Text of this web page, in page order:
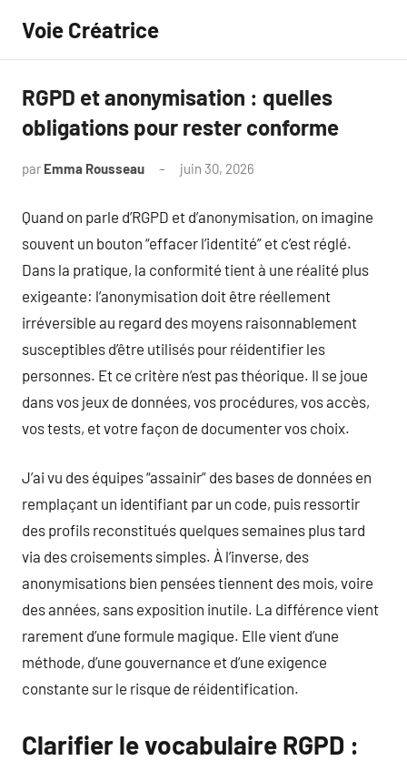
contenu
Voie Créatrice
RGPD et anonymisation : quelles
obligations pour rester conforme
par Emma Rousseau juin 30, 2026
Quand on parle d’RGPD et d’anonymisation, on imagine
souvent un bouton “effacer l’identité” et c’est réglé.
Dans la pratique, la conformité tient à une réalité plus
exigeante: l’anonymisation doit être réellement
irréversible au regard des moyens raisonnablement
susceptibles d’être utilisés pour réidentifier les
personnes. Et ce critère n’est pas théorique. Il se joue
dans vos jeux de données, vos procédures, vos accès,
vos tests, et votre façon de documenter vos choix.
J’ai vu des équipes “assainir” des bases de données en
remplaçant un identifiant par un code, puis ressortir
des profils reconstitués quelques semaines plus tard
via des croisements simples. À l’inverse, des
anonymisations bien pensées tiennent des mois, voire
des années, sans exposition inutile. La différence vient
rarement d’une formule magique. Elle vient d’une
méthode, d’une gouvernance et d’une exigence
constante sur le risque de réidentification.
Clarifier le vocabulaire RGPD :